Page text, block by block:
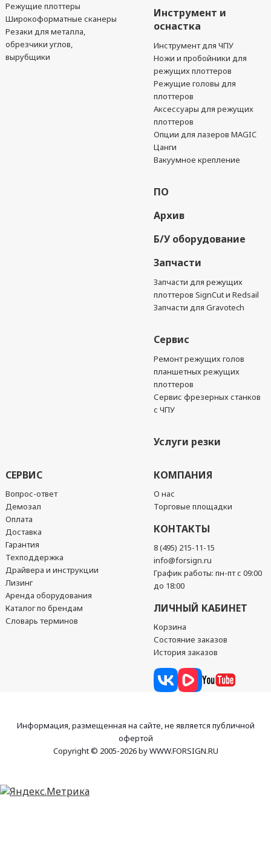
Режущие плоттеры
Широкоформатные сканеры
Резаки для металла,
обрезчики углов,
вырубщики
Инструмент и
оснастка
Инструмент для ЧПУ
Ножи и пробойники для
режущих плоттеров
Режущие головы для
плоттеров
Аксессуары для режущих
плоттеров
Опции для лазеров MAGIC
Цанги
Вакуумное крепление
ПО
Архив
Б/У оборудование
Запчасти
Запчасти для режущих
плоттеров SignCut и Redsail
Запчасти для Gravotech
Сервис
Ремонт режущих голов
планшетных режущих
плоттеров
Сервис фрезерных станков
с ЧПУ
Услуги резки
СЕРВИС
Вопрос-ответ
Демозал
Оплата
Доставка
Гарантия
Техподдержка
Драйвера и инструкции
Лизинг
Аренда оборудования
Каталог по брендам
Словарь терминов
КОМПАНИЯ
О нас
Торговые площадки
КОНТАКТЫ
8 (495) 215-11-15
info@forsign.ru
График работы: пн-пт с 09:00
до 18:00
ЛИЧНЫЙ КАБИНЕТ
Корзина
Состояние заказов
История заказов
Информация, размещенная на сайте, не является публичной
офертой
Copyright © 2005-2026 by WWW.FORSIGN.RU